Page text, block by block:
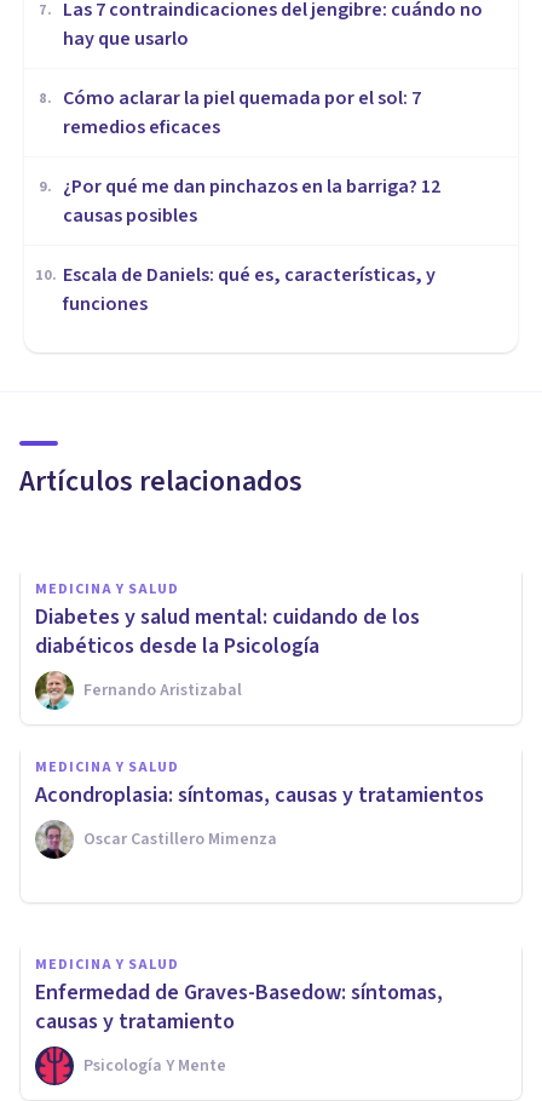
7.
Las 7 contraindicaciones del jengibre: cuándo no
hay que usarlo
8.
Cómo aclarar la piel quemada por el sol: 7
remedios eficaces
9.
¿Por qué me dan pinchazos en la barriga? 12
causas posibles
10. Escala de Daniels: qué es, características, y
funciones
Artículos relacionados
Jet Lag: causas, síntomas y
aliviarlo
MEDICINA Y SALUD
Diabetes y salud mental: cuidando de los
diabéticos desde la Psicología
Fernando Aristizabal
MEDICINA Y SALUD
Acondroplasia: síntomas, causas y tratamientos
Oscar Castillero Mimenza
Paratonía: causas, síntomas y
tratamiento
MEDICINA Y SALUD
Enfermedad de Graves-Basedow: síntomas,
causas y tratamiento
Psicología Y Mente